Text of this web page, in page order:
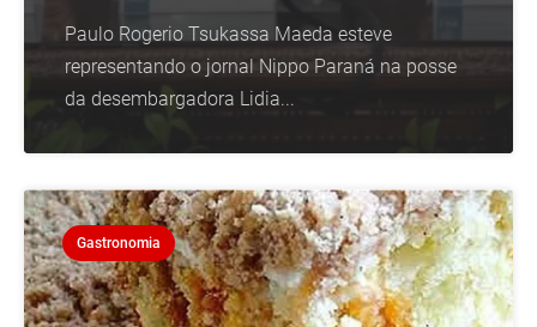
Paulo Rogerio Tsukassa Maeda esteve
representando o jornal Nippo Paraná na posse
da desembargadora Lidia...
Gastronomia